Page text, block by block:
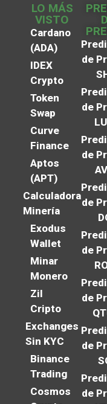
LO MÁS
VISTO
Cardano
(ADA)
IDEX
Crypto
Token
Swap
Curve
Finance
Aptos
(APT)
Calculadora
Minería
Exodus
Wallet
Minar
Monero
Zil
Cripto
Exchanges
Sin KYC
Binance
Trading
Cosmos
de
de
de
de
de
de
de
de